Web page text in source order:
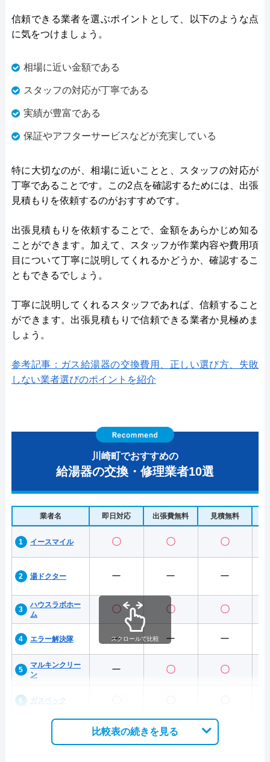
信頼できる業者を選ぶポイントとして、以下のような点
に気をつけましょう。
相場に近い金額である
スタッフの対応が丁寧である
実績が豊富である
保証やアフターサービスなどが充実している
特に大切なのが、相場に近いことと、スタッフの対応が
丁寧であることです。この2点を確認するためには、出張
見積もりを依頼するのがおすすめです。
出張見積もりを依頼することで、金額をあらかじめ知る
ことができます。加えて、スタッフが作業内容や費用項
目について丁寧に説明してくれるかどうか、確認するこ
ともできるでしょう。
丁寧に説明してくれるスタッフであれば、信頼すること
ができます。出張見積もりで信頼できる業者か見極めま
しょう。
参考記事：ガス給湯器の交換費用、正しい選び方、失敗
しない業者選びのポイントを紹介
川崎町でおすすめの
給湯器の交換・修理業者10選
業者名 即日対応 出張費無料 見積無料
イースマイル 〇 〇 〇
湯ドクター ー ー ー
ハウスラボホー
ム
〇 〇 〇
エラー解決隊 ー ー ー
マルキンクリー
ン
ー 〇 〇
ガスペック
スクロールで比較
比較表の続きを見る